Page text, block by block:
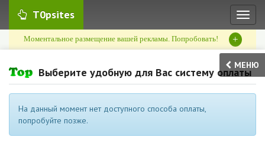
T0psites
Моментальное размещение вашей рекламы. Попробовать! +
МЕНЮ
Выберите удобную для Вас систему оплаты
На данный момент нет доступного способа оплаты,
попробуйте позже.